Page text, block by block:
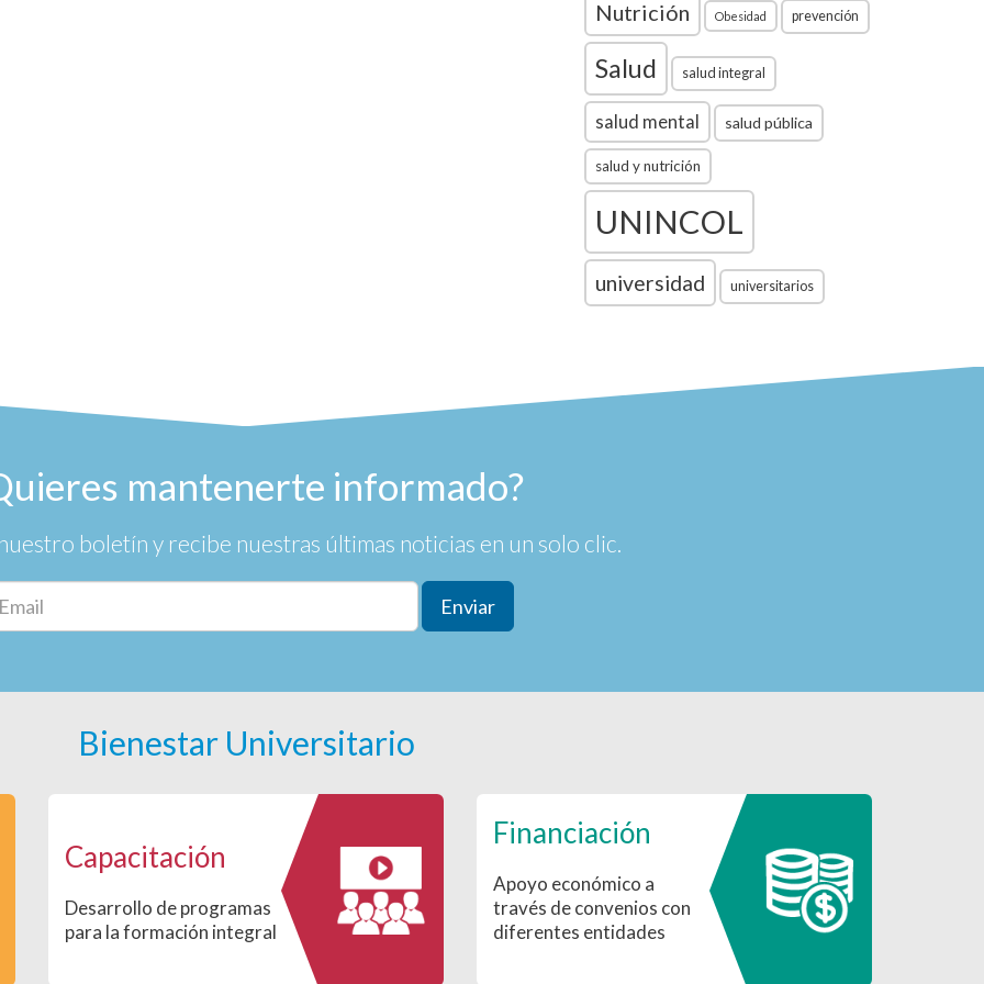
Nutrición Obesidad prevención
Salud salud integral
salud mental salud pública
salud y nutrición
UNINCOL
universidad universitarios
mantenerte informado?
boletín y recibe nuestras últimas noticias en un solo clic.
Enviar
Bienestar Universitario
Capacitación
Desarrollo de programas
para la formación integral
Financiación
Apoyo económico a
través de convenios con
diferentes entidades